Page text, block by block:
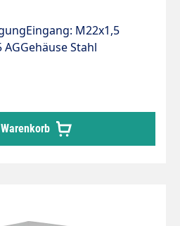
M22x1,5
Stahl
HD-Pistole ST-
bar / 30 l/min / 150 °C